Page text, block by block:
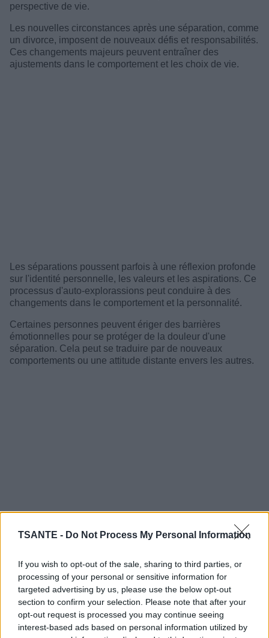
TSANTE - Do Not Process My Personal Information
If you wish to opt-out of the sale, sharing to third parties, or
processing of your personal or sensitive information for
targeted advertising by us, please use the below opt-out
section to confirm your selection. Please note that after your
opt-out request is processed you may continue seeing
interest-based ads based on personal information utilized by
perspective de vie.
Les nouvelles circonstances après une séparation, comme
un divorce, imposent de nouveaux défis et responsabilités.
Ces changements majeurs peuvent entraîner des
ajustements dans le comportement et les choix de vie.
Les séparations poussent parfois à une réflexion profonde
sur l'identité personnelle, les valeurs et les aspirations. Ce
processus d'auto-explorassions peut conduire à des
changements dans le comportement et la personnalité.
Certaines personnes peuvent ériger des barrières
émotionnelles pour se protéger de la douleur d'une
séparation. Cela peut se traduire par de nouveaux
comportements ou une attitude distante envers les autres.